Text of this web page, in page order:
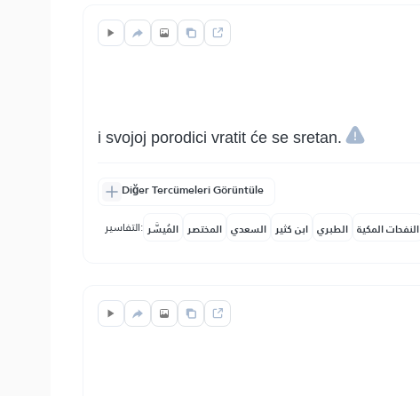
i svojoj porodici vratit će se sretan.
Diğer Tercümeleri Görüntüle
التفاسير: المُيسَّر المختصر السعدي ابن كثير الطبري النفحات المكية